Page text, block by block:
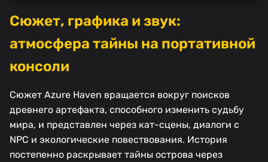
Сюжет, графика и звук:
атмосфера тайны на портативной
консоли
Сюжет Azure Haven вращается вокруг поисков
древнего артефакта, способного изменить судьбу
мира, и представлен через кат-сцены, диалоги с
NPC и экологические повествования. История
постепенно раскрывает тайны острова через